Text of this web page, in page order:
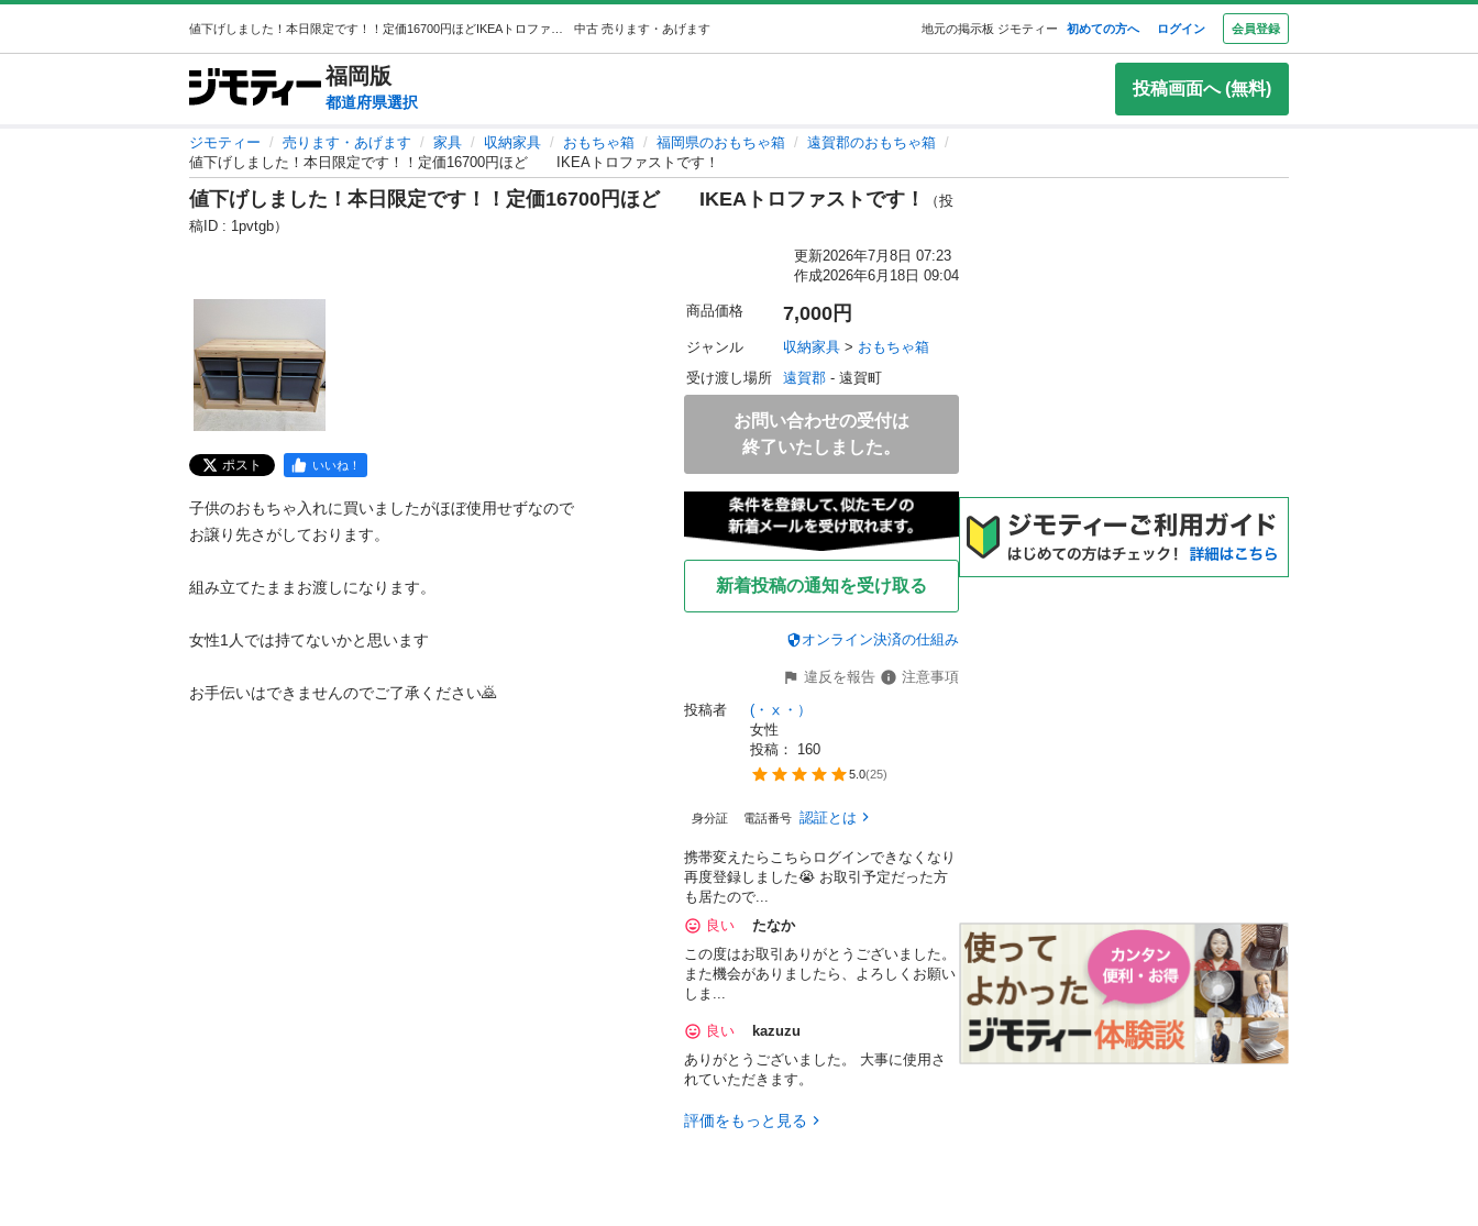
中古 売ります・あげます 地元の掲示板 ジモティー 初めての方へ ログイン 会員登録
福岡版
都道府県選択
投稿画面へ (無料)
ジモティー 売ります・あげます 家具 収納家具 おもちゃ箱 福岡県のおもちゃ箱
遠賀郡のおもちゃ箱
値下げしました！本日限定です！！定価16700円ほど IKEAトロファストです！
値下げしました！本日限定です！！定価16700円ほど IKEAトロファストです！
（投
稿ID : 1pvtgb）
更新2026年7月8日 07:23
作成2026年6月18日 09:04
ポスト いいね！
子供のおもちゃ入れに買いましたがほぼ使用せずなので
お譲り先さがしております。
組み立てたままお渡しになります。
女性1人では持てないかと思います
お手伝いはできませんのでご了承ください🙇
商品価格 7,000円
ジャンル 収納家具 > おもちゃ箱
受け渡し場所
遠賀郡 - 遠賀町
お問い合わせの受付は
終了いたしました。
新着投稿の通知を受け取る
オンライン決済の仕組み
違反を報告
注意事項
投稿者
(・ⅹ・）
女性
投稿： 160
5.0(25)
身分証 電話番号 認証とは
携帯変えたらこちらログインできなくなり
再度登録しました😭 お取引予定だった方
も居たので...
良い
たなか
この度はお取引ありがとうございました。
また機会がありましたら、よろしくお願い
しま...
良い
kazuzu
ありがとうございました。 大事に使用さ
れていただきます。
評価をもっと見る